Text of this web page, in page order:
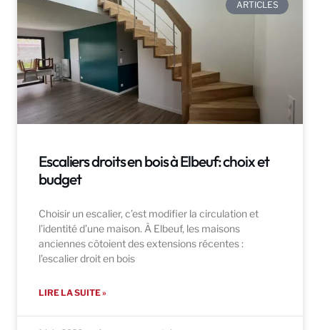
ARTICLES
Escaliers droits en bois à Elbeuf: choix et
budget
Choisir un escalier, c’est modifier la circulation et
l’identité d’une maison. À Elbeuf, les maisons
anciennes côtoient des extensions récentes :
l’escalier droit en bois
LIRE LA SUITE »